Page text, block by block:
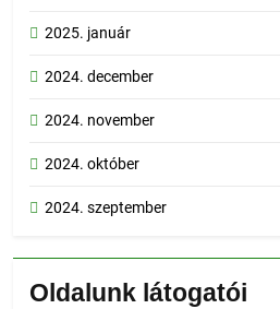
2025. január
2024. december
2024. november
2024. október
2024. szeptember
Oldalunk látogatói